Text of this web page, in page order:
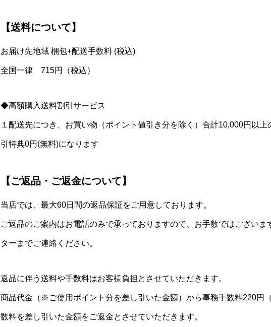
【送料について】
お届け先地域 梱包+配送手数料 (税込)
全国一律 715円（税込）
◆高額購入送料割引サービス
１配送先につき、お買い物（ポイント値引き分を除く）合計10,000円以上
引特典0円(無料)になります
【ご返品・ご返金について】
当店では、最大60日間の返品保証をご用意しております。
ご返品のご案内はお電話のみで承っておりますので、お手数ではございま
ターまでご連絡ください。
返品に伴う送料や手数料はお客様負担とさせていただきます。
商品代金（※ご使用ポイント分を差し引いた金額）から事務手数料220円
数料を差し引いた金額をご返金とさせていただきます。